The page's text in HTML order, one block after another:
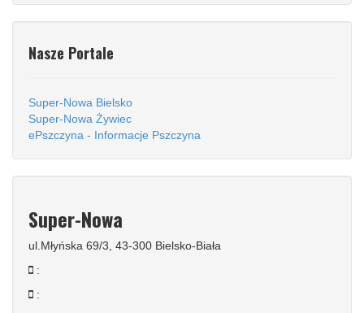
Nasze Portale
Super-Nowa Bielsko
Super-Nowa Żywiec
ePszczyna - Informacje Pszczyna
Super-Nowa
ul.Młyńska 69/3, 43-300 Bielsko-Biała
:
: